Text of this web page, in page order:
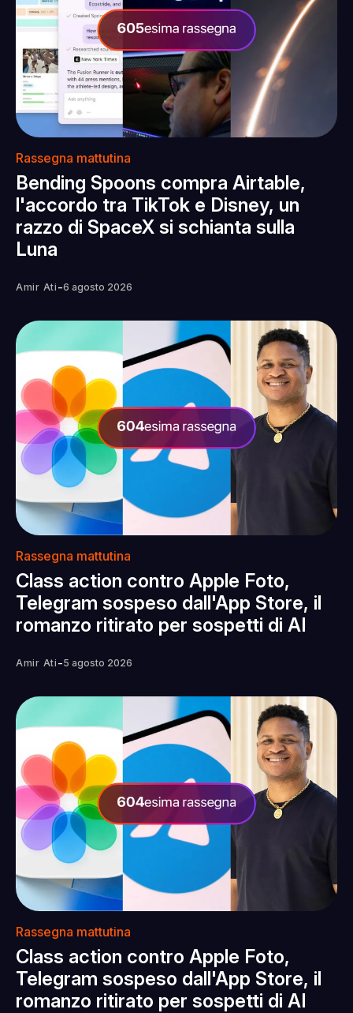
Rassegna mattutina
Bending Spoons compra Airtable,
l'accordo tra TikTok e Disney, un
razzo di SpaceX si schianta sulla
Luna
Amir Ati -6 agosto 2026
Rassegna mattutina
Class action contro Apple Foto,
Telegram sospeso dall'App Store, il
romanzo ritirato per sospetti di AI
Amir Ati -5 agosto 2026
Rassegna mattutina
Class action contro Apple Foto,
Telegram sospeso dall'App Store, il
romanzo ritirato per sospetti di AI